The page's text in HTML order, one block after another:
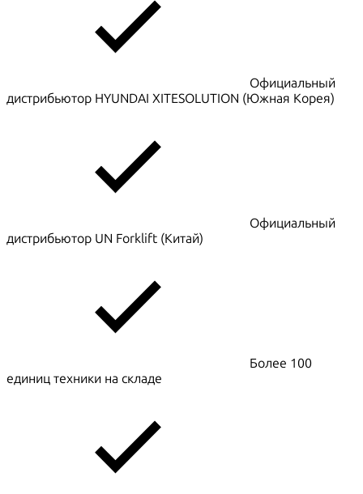
Официальный
дистрибьютор HYUNDAI XITESOLUTION (Южная Корея)
Официальный
дистрибьютор UN Forklift (Китай)
Более 100
единиц техники на складе